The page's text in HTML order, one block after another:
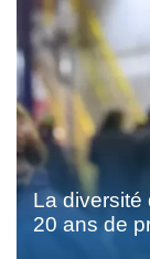
La diversité
20 ans de